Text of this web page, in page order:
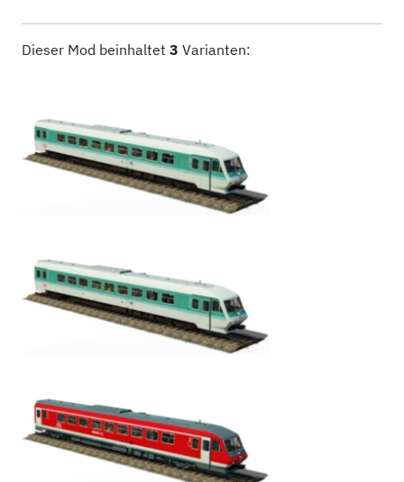
Dieser Mod beinhaltet 3 Varianten: